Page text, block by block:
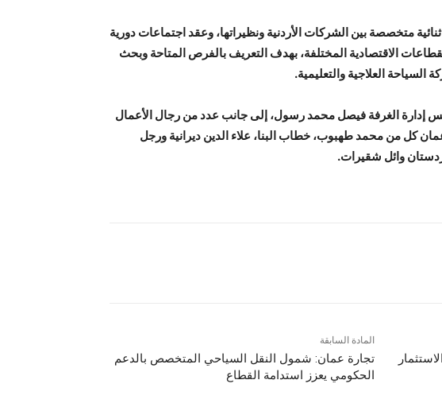
متخصصة بين الشركات الأردنية ونظيراتها، وعقد اجتماعات دورية
الاقتصادية المختلفة، بهدف التعريف بالفرص المتاحة وبحث
السياحة العلاجية والتعليمية.
إدارة الغرفة فيصل محمد رسول، إلى جانب عدد من رجال الأعمال
كل من محمد طهبوب، خطاب البنا، علاء الدين ديرانية ورجل
وائل شقيرات.
المادة السابقة
تجارة عمان: شمول النقل السياحي المتخصص بالدعم
الحكومي يعزز استدامة القطاع